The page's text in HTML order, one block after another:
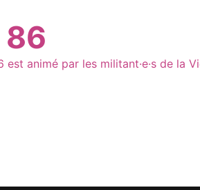
86
est animé par les militant·e·s de la